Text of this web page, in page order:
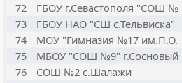
72
ГБОУ г.Севастополя "СОШ №
73
ГБОУ НАО "СШ с.Тельвиска"
74
МОУ "Гимназия №17 им.П.О.
75
МБОУ "СОШ №9" г.Сосновый
76
СОШ №2 с.Шалажи